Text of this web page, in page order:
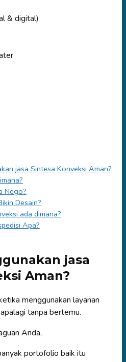
& digital)
jasa Sintesa Konveksi Aman?
Nego?
Desain?
ada dimana?
Apa?
jasa
Aman?
menggunakan layanan
tanpa bertemu.
Anda,
portofolio baik itu